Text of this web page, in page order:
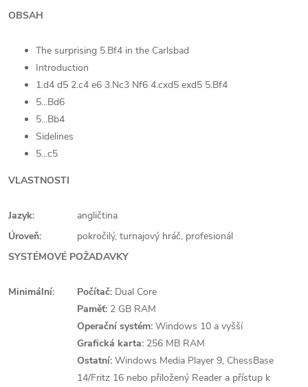
OBSAH
The surprising 5.Bf4 in the Carlsbad
Introduction
1.d4 d5 2.c4 e6 3.Nc3 Nf6 4.cxd5 exd5 5.Bf4
5...Bd6
5...Bb4
Sidelines
5...c5
VLASTNOSTI
Jazyk:
angličtina
Úroveň:
pokročilý, turnajový hráč, profesionál
SYSTÉMOVÉ POŽADAVKY
Minimální: Počítač: Dual Core
Paměť: 2 GB RAM
Operační systém: Windows 10 a vyšší
Grafická karta: 256 MB RAM
Ostatní: Windows Media Player 9, ChessBase
14/Fritz 16 nebo přiložený Reader a přístup k